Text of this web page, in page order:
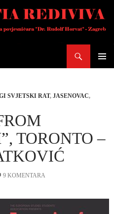
SVJETSKI RAT, JASENOVAC,
TORONTO –
9 KOMENTARA